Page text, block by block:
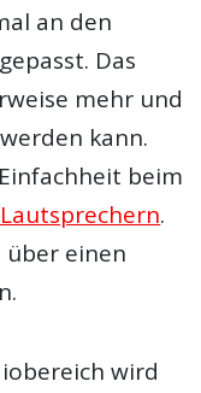
an den
Das
mehr und
kann.
beim
.
über einen
wird